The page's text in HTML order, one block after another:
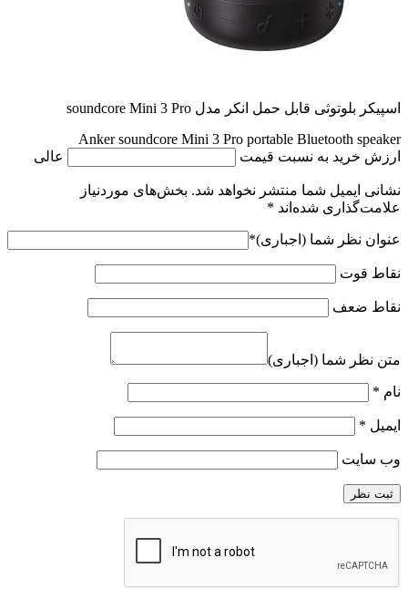
اسپیکر بلوتوثی قابل حمل انکر مدل soundcore Mini 3 Pro
Anker soundcore Mini 3 Pro portable Bluetooth speaker
ارزش خرید به نسبت قیمت
عالی
نشانی ایمیل شما منتشر نخواهد شد. بخش‌های موردنیاز
علامت‌گذاری شده‌اند *
عنوان نظر شما (اجباری)*
نقاط قوت
نقاط ضعف
متن نظر شما (اجباری)
نام *
ایمیل *
وب‌ سایت